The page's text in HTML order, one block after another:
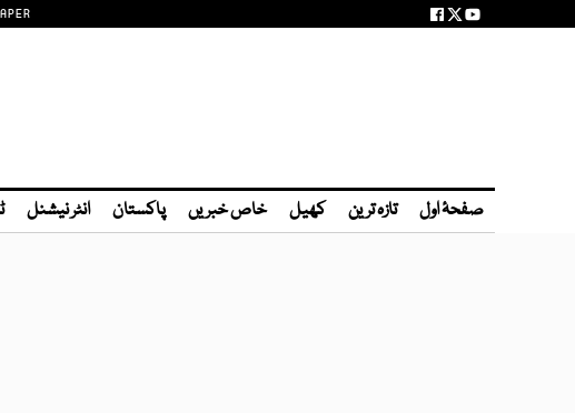
صفحۂ اول تازہ ترین کھیل خاص خبریں پاکستان انٹر نیشنل